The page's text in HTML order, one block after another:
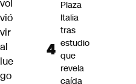
vol
vió
vir
al
lue
go
Plaza
Italia
tras
estudio
que
revela
caída